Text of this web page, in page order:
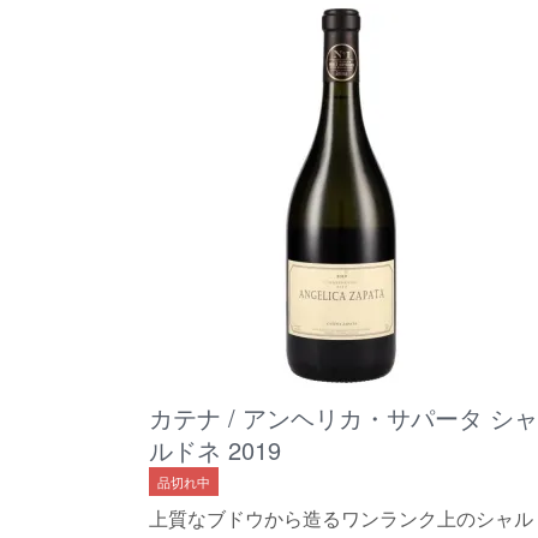
カテナ / アンヘリカ・サパータ シャ
ルドネ 2019
品切れ中
上質なブドウから造るワンランク上のシャル